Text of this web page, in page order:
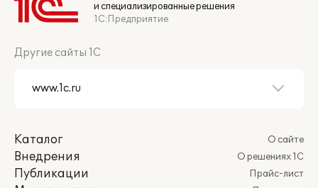
и специализированные решения
1С:Предприятие
Другие сайты 1С
Каталог
Внедрения
Публикации
О сайте
О решениях 1С
Прайс-лист